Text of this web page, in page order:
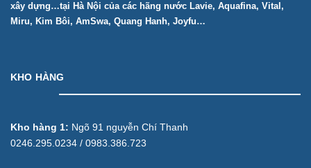
xây dựng…tại Hà Nội của các hãng nước Lavie, Aquafina, Vital,
Miru, Kim Bôi, AmSwa, Quang Hanh, Joyfu…
KHO HÀNG
Kho hàng 1: Ngõ 91 nguyễn Chí Thanh
0246.295.0234 / 0983.386.723